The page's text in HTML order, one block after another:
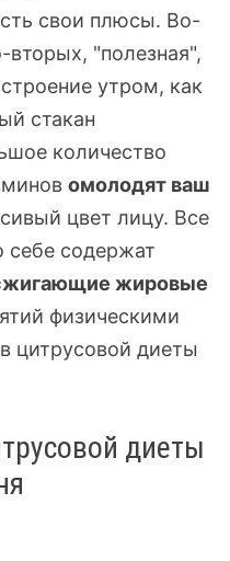
свои плюсы. Во-
вторых, "полезная",
утром, как
стакан
количество
омолодят ваш
цвет лицу. Все
себе содержат
жировые
физическими
цитрусовой диеты
диеты